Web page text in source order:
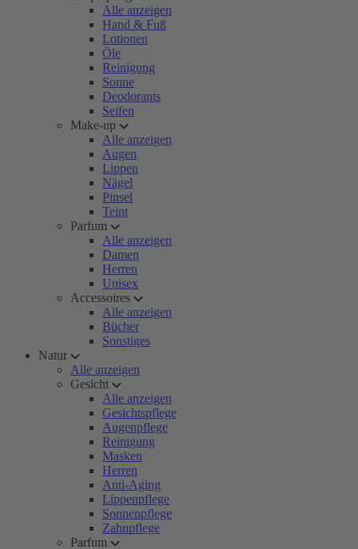
Alle anzeigen
Hand & Fuß
Lotionen
Öle
Reinigung
Sonne
Deodorants
Seifen
Make-up
Alle anzeigen
Augen
Lippen
Nägel
Pinsel
Teint
Parfum
Alle anzeigen
Damen
Herren
Unisex
Accessoires
Alle anzeigen
Bücher
Sonstiges
Natur
Alle anzeigen
Gesicht
Alle anzeigen
Gesichtspflege
Augenpflege
Reinigung
Masken
Herren
Anti-Aging
Lippenpflege
Sonnenpflege
Zahnpflege
Parfum